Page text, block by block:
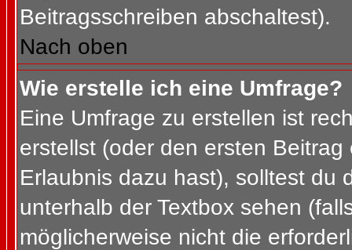
Beitragsschreiben abschaltest).
Nach oben
Wie erstelle ich eine Umfrage?
Eine Umfrage zu erstellen ist
erstellst (oder den ersten
Erlaubnis dazu hast), solltest du
unterhalb der Textbox sehen
möglicherweise nicht die